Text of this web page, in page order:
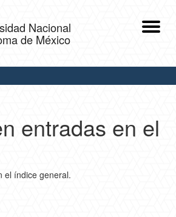
Nacional
de México
entradas en el
el índice general.